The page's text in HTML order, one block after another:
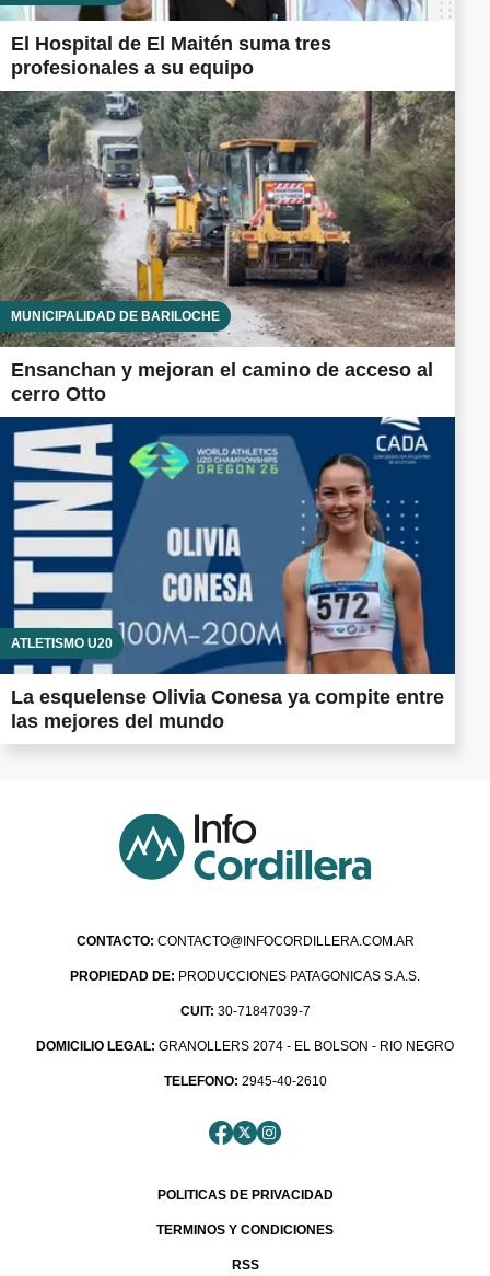
El Hospital de El Maitén suma tres
profesionales a su equipo
MUNICIPALIDAD DE BARILOCHE
Ensanchan y mejoran el camino de acceso al
cerro Otto
ATLETISMO U20
La esquelense Olivia Conesa ya compite entre
las mejores del mundo
CONTACTO: CONTACTO@INFOCORDILLERA.COM.AR
PROPIEDAD DE: PRODUCCIONES PATAGONICAS S.A.S.
CUIT: 30-71847039-7
DOMICILIO LEGAL: GRANOLLERS 2074 - EL BOLSON - RIO NEGRO
TELEFONO: 2945-40-2610
POLITICAS DE PRIVACIDAD
TERMINOS Y CONDICIONES
RSS